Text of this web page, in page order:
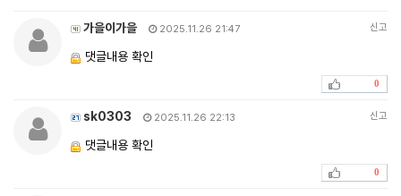
가을이가을 2025.11.26 21:47 신고
댓글내용 확인
0
sk0303 2025.11.26 22:13 신고
댓글내용 확인
0